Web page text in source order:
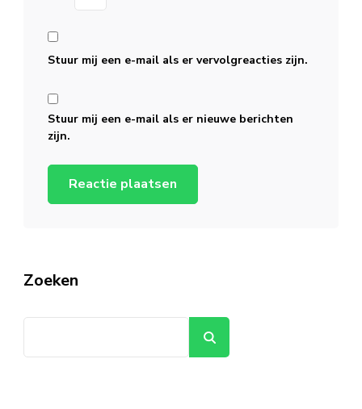
Stuur mij een e-mail als er vervolgreacties zijn.
Stuur mij een e-mail als er nieuwe berichten
zijn.
Zoeken